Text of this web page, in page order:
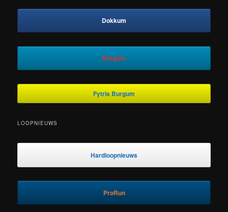
Dokkum
Burgum
Fytris Burgum
LOOPNIEUWS
Hardloopnieuws
ProRun